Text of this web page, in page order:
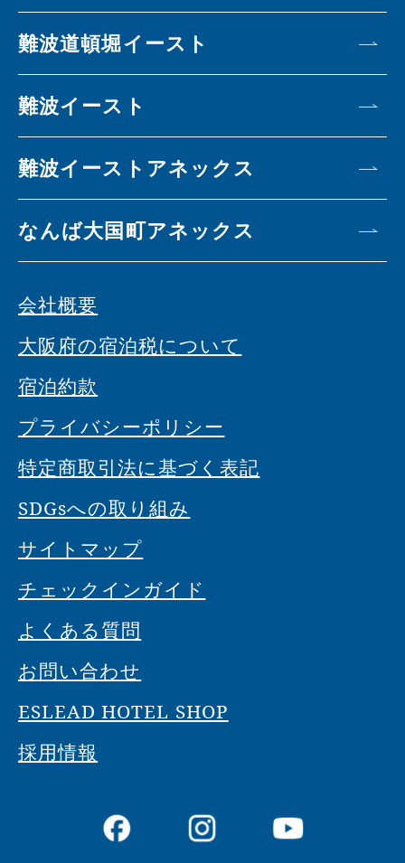
難波道頓堀イースト
難波イースト
難波イーストアネックス
なんば大国町アネックス
会社概要
大阪府の宿泊税について
宿泊約款
プライバシーポリシー
特定商取引法に基づく表記
SDGsへの取り組み
サイトマップ
チェックインガイド
よくある質問
お問い合わせ
ESLEAD HOTEL SHOP
採用情報